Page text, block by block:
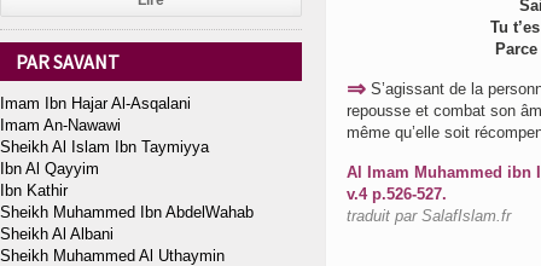
Tu
⇒ S’agissant de la
repousse et combat son
même qu’elle soit
Al Imam Muhammed ibn
v.4 p.526-527.
traduit par SalafIslam.fr
PAR SAVANT
Imam Ibn Hajar Al-Asqalani
Imam An-Nawawi
Sheikh Al Islam Ibn Taymiyya
Ibn Al Qayyim
Ibn Kathir
Sheikh Muhammed Ibn AbdelWahab
Sheikh Al Albani
Sheikh Muhammed Al Uthaymin